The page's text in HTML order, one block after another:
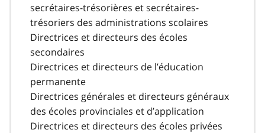
secrétaires-trésorières et secrétaires-
trésoriers des administrations scolaires
Directrices et directeurs des écoles
secondaires
Directrices et directeurs de l’éducation
permanente
Directrices générales et directeurs généraux
des écoles provinciales et d’application
Directrices et directeurs des écoles privées